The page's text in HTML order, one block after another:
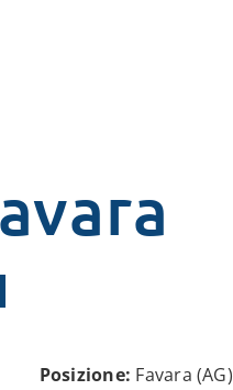
Posizione: Favara (AG)